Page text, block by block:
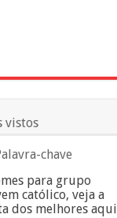
vistos
chave
para grupo
católico, veja a
dos melhores aqui